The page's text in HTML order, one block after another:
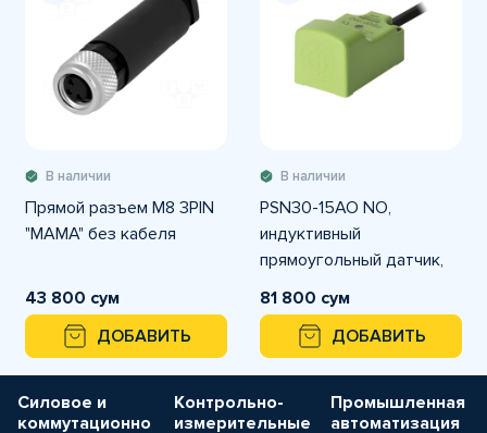
В наличии
Прямой разъем M8 3PIN
"MAMA" без кабеля
43 800 сум
ДОБАВИТЬ
В наличии
PSN30-15AO NO,
индуктивный
прямоугольный датчик,
дистанция 15 мм, 90–250
VAC
81 800 сум
ДОБАВИТЬ
Силовое и
коммутационно
Контрольно-
измерительные
Промышленная
автоматизация